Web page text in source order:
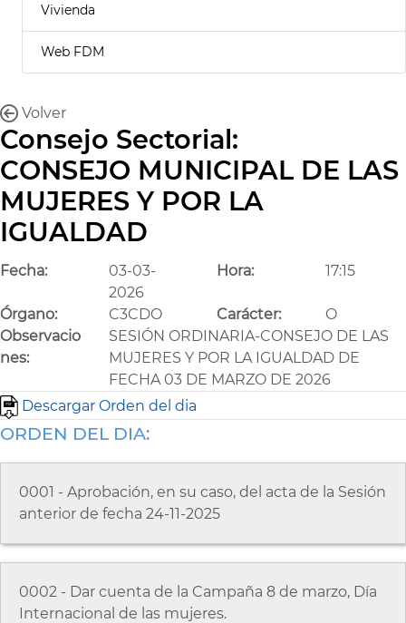
Vivienda
Web FDM
Volver
Consejo Sectorial:
CONSEJO MUNICIPAL DE LAS
MUJERES Y POR LA
IGUALDAD
Fecha:
03-03-
2026
Hora: 17:15
Órgano: C3CDO Carácter:
O
Observacio
nes:
SESIÓN ORDINARIA-CONSEJO DE LAS
MUJERES Y POR LA IGUALDAD DE
FECHA 03 DE MARZO DE 2026
Descargar Orden del dia
ORDEN DEL DIA:
0001 - Aprobación, en su caso, del acta de la Sesión
anterior de fecha 24-11-2025
0002 - Dar cuenta de la Campaña 8 de marzo, Día
Internacional de las mujeres.